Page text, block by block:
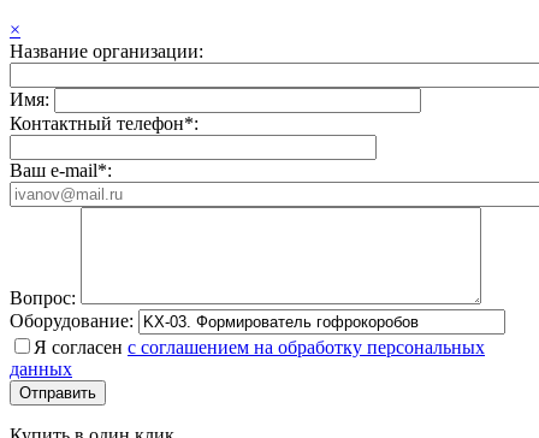
×
Название организации:
Имя:
Контактный телефон*:
Ваш e-mail*:
Вопрос:
Оборудование:
Я согласен с соглашением на обработку персональных
данных